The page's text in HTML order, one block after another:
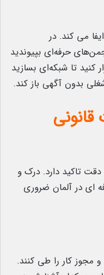
می کند. در
حرفه‌ای بپیوندید
کنید تا شبکه‌ای بسازید
بدون آگهی باز کند.
تاکید دارد. درک و
ای در آلمان ضروری
و مجوز کار را طی کنند.